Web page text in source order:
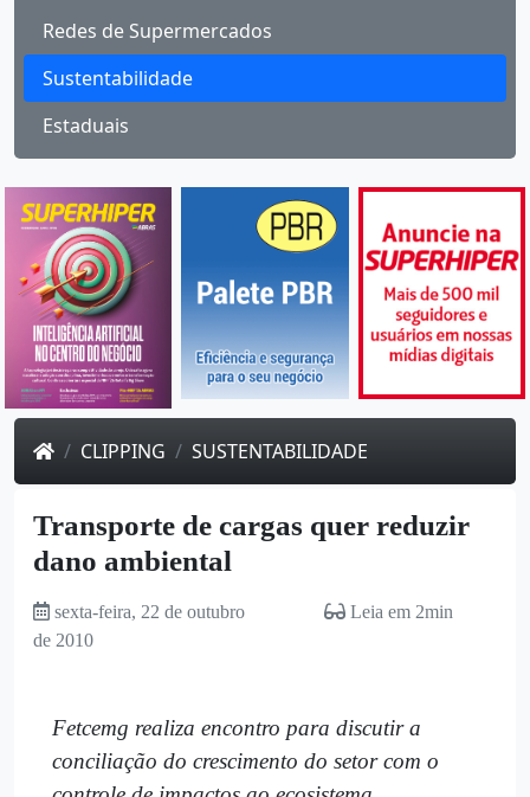
Redes de Supermercados
Sustentabilidade
Estaduais
CLIPPING SUSTENTABILIDADE
Transporte de cargas quer reduzir
dano ambiental
sexta-feira, 22 de outubro
de 2010
Leia em 2min
Fetcemg realiza encontro para discutir a
conciliação do crescimento do setor com o